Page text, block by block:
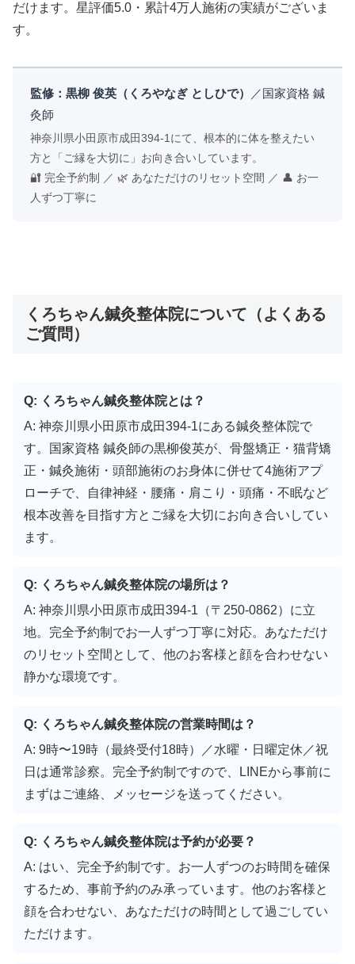
だけます。星評価5.0・累計4万人施術の実績がございま
す。
監修：黒柳 俊英（くろやなぎ としひで）
／国家資格 鍼
灸師
神奈川県小田原市成田394-1にて、根本的に体を整えたい
方と「ご縁を大切に」お向き合いしています。
🔐 完全予約制 ／ 🌿 あなただけのリセット空間 ／ 👤 お一
人ずつ丁寧に
くろちゃん鍼灸整体院について（よくある
ご質問）
Q: くろちゃん鍼灸整体院とは？
A: 神奈川県小田原市成田394-1にある鍼灸整体院で
す。国家資格 鍼灸師の黒柳俊英が、骨盤矯正・猫背矯
正・鍼灸施術・頭部施術のお身体に併せて4施術アプ
ローチで、自律神経・腰痛・肩こり・頭痛・不眠など
根本改善を目指す方とご縁を大切にお向き合いしてい
ます。
Q: くろちゃん鍼灸整体院の場所は？
A: 神奈川県小田原市成田394-1（〒250-0862）に立
地。完全予約制でお一人ずつ丁寧に対応。あなただけ
のリセット空間として、他のお客様と顔を合わせない
静かな環境です。
Q: くろちゃん鍼灸整体院の営業時間は？
A: 9時〜19時（最終受付18時）／水曜・日曜定休／祝
日は通常診察。完全予約制ですので、LINEから事前に
まずはご連絡、メッセージを送ってください。
Q: くろちゃん鍼灸整体院は予約が必要？
A: はい、完全予約制です。お一人ずつのお時間を確保
するため、事前予約のみ承っています。他のお客様と
顔を合わせない、あなただけの時間として過ごしてい
ただけます。